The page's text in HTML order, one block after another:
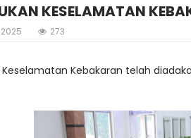
KESELAMATAN
273
Keselamatan Kebakaran telah